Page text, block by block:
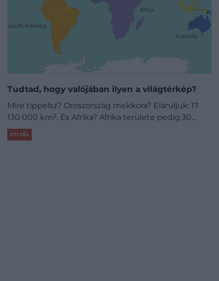
Tudtad, hogy valójában ilyen a világtérkép?
Mire tippelsz? Oroszország mekkora? Eláruljuk: 17
130 000 km². És Afrika? Afrika területe pedig 30…
ÚTI CÉL